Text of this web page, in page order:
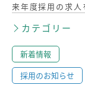
来年度採用の求人
カテゴリー
新着情報
採用のお知らせ